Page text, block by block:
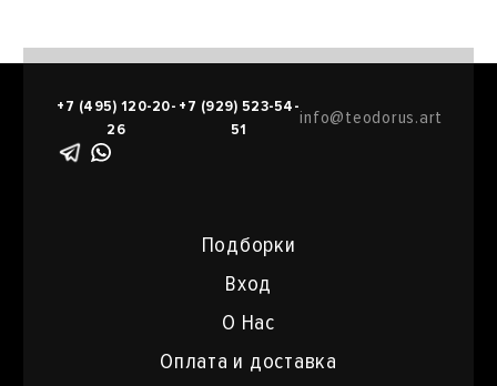
Подборки
Вход
О Нас
Оплата и доставка
+7 (495) 120-20-
26
+7 (929) 523-54-
51
info@teodorus.art